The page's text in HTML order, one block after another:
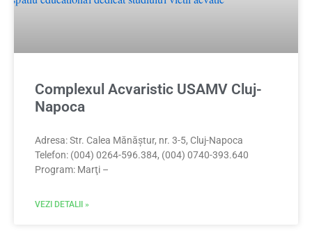
Complexul Acvaristic USAMV Cluj-
Napoca
Adresa: Str. Calea Mănăștur, nr. 3-5, Cluj-Napoca
Telefon: (004) 0264-596.384, (004) 0740-393.640
Program: Marţi –
VEZI DETALII »